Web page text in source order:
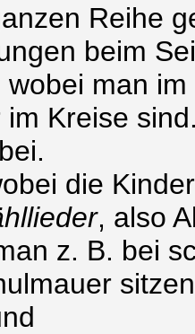
Reihe
beim
wobei man
Kreise
die
, also
z. B. bei